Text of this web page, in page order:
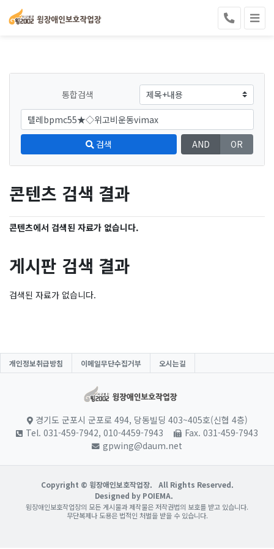
통합검색
검색 AND OR
콘텐츠 검색 결과
콘텐츠에서 검색된 자료가 없습니다.
게시판 검색 결과
검색된 자료가 없습니다.
개인정보취급방침 이메일무단수집거부 오시는길
경기도 군포시 군포로 494, 당동빌딩 403~405호(신협 4층)
Tel. 031-459-7942, 010-4459-7943
Fax. 031-459-7943
gpwing@daum.net
Copyright © 윙장애인보호작업장.
All Rights Reserved.
Designed by POIEMA.
윙장애인보호작업장의 모든 게시물과 제작물은 저작권법의 보호를 받고 있습니다.
무단복제나 도용은 법적인 처벌을 받을 수 있습니다.